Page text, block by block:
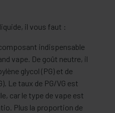
il vous faut :
indispensable
vape. De goût neutre, il
glycol (PG) et de
Le taux de PG/VG est
car le type de vape est
Plus la proportion de